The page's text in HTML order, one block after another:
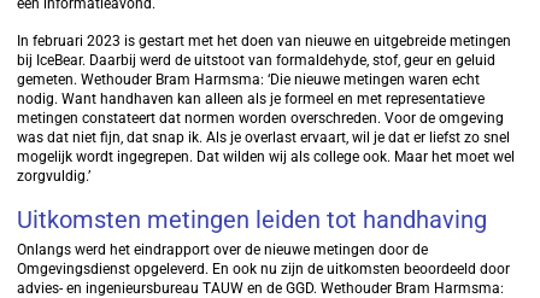
een informatieavond.
In februari 2023 is gestart met het doen van nieuwe en uitgebreide metingen
bij IceBear. Daarbij werd de uitstoot van formaldehyde, stof, geur en geluid
gemeten. Wethouder Bram Harmsma: ‘Die nieuwe metingen waren echt
nodig. Want handhaven kan alleen als je formeel en met representatieve
metingen constateert dat normen worden overschreden. Voor de omgeving
was dat niet fijn, dat snap ik. Als je overlast ervaart, wil je dat er liefst zo snel
mogelijk wordt ingegrepen. Dat wilden wij als college ook. Maar het moet wel
zorgvuldig.’
Uitkomsten metingen leiden tot handhaving
Onlangs werd het eindrapport over de nieuwe metingen door de
Omgevingsdienst opgeleverd. En ook nu zijn de uitkomsten beoordeeld door
advies- en ingenieursbureau TAUW en de GGD. Wethouder Bram Harmsma: